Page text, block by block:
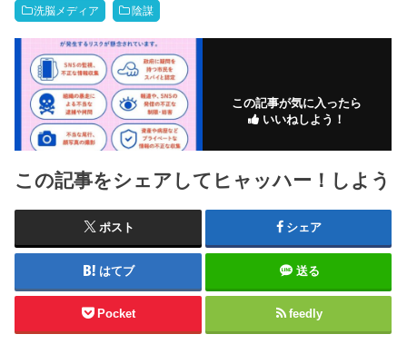
洗脳メディア 陰謀
この記事が気に入ったら
いいねしよう！
この記事をシェアしてヒャッハー！しよう
ポスト シェア
はてブ 送る
Pocket feedly